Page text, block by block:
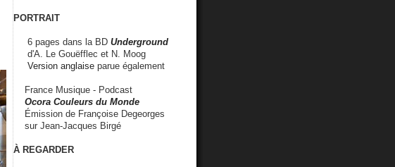
PORTRAIT
6 pages dans la BD Underground
d'A. Le Gouëfflec et N. Moog
Version anglaise parue également
France Musique - Podcast
Ocora Couleurs du Monde
Émission de Françoise Degeorges
sur Jean-Jacques Birgé
À REGARDER